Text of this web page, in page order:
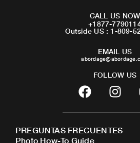
CALL US NOW
+1877-
Outside US : 1-809-
EMAIL US
FOLLOW US
F
a
c
b
I
n
s
a
PREGUNTAS FRECUENTES
Photo How-To Guide